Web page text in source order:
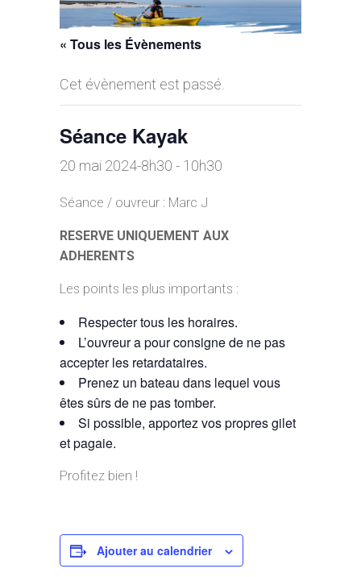
« Tous les Évènements
Cet évènement est passé.
Séance Kayak
20 mai 2024-8h30 - 10h30
Séance / ouvreur : Marc J
RESERVE UNIQUEMENT AUX
ADHERENTS
Les points les plus importants :
Respecter tous les horaires.
L’ouvreur a pour consigne de ne pas
accepter les retardataires.
Prenez un bateau dans lequel vous
êtes sûrs de ne pas tomber.
Si possible, apportez vos propres gilet
et pagaie.
Profitez bien !
Ajouter au calendrier